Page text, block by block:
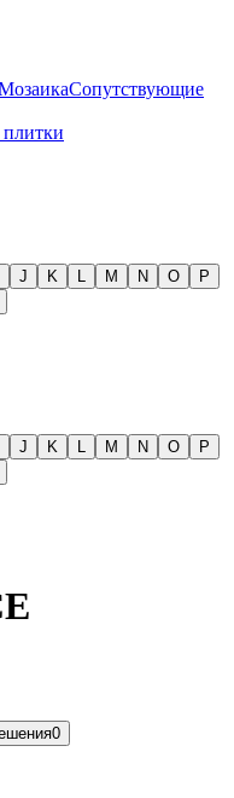
Сопутствующие
плитки
J K L M N O
P
J K L M N O
P
0